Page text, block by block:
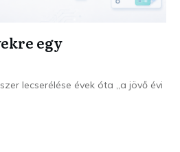
egy
lecserélése évek óta „a jövő évi